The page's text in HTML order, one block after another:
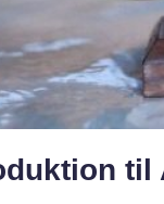
til